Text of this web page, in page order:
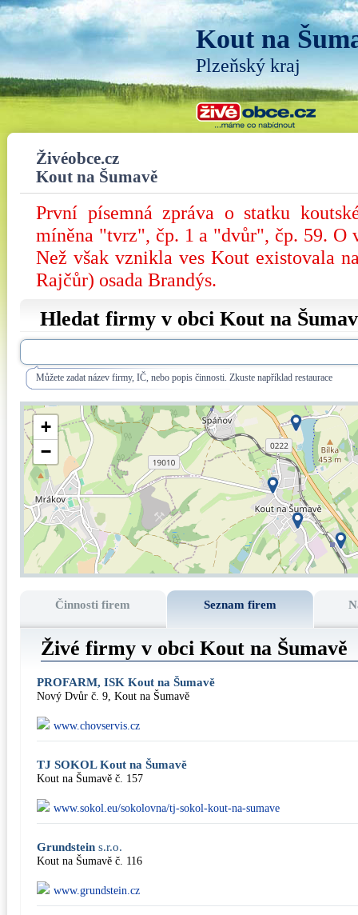
Kout na
Plzeňský kraj
Živéobce.cz
Kout na Šumavě
První písemná zpráva o statku
míněna "tvrz", čp. 1 a "dvůr", čp. 59. O
Než však vznikla ves Kout existovala
Rajčůr) osada Brandýs.
Hledat firmy v obci Kout na
Můžete zadat název firmy, IČ, nebo popis činnosti. Zkuste například restaurace
+
−
Činnosti firem Seznam firem
Živé firmy v obci Kout na Šumavě
PROFARM, ISK Kout na Šumavě
Nový Dvůr č. 9, Kout na Šumavě
www.chovservis.cz
TJ SOKOL Kout na Šumavě
Kout na Šumavě č. 157
www.sokol.eu/sokolovna/tj-sokol-kout-na-sumave
Grundstein s.r.o.
Kout na Šumavě č. 116
www.grundstein.cz